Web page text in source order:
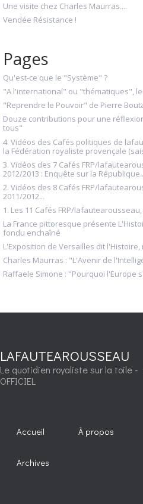
Une visite chez Charles Maurras....
Vendée Résistance !
Pages
Qu'est-ce que le "Système" ?
"A l'international" ou "thématiques",
"Reprendre le Pouvoir" de Pierre
Douze contributions pour une
tous"
4. Vidéos des Cafés politiques de
la Fédération royaliste provençale
3. Vidéos des 7 Cafés FRP/
2012/2013 : Enquête sur la
2. Vidéos des 8 Cafés FRP/
2011/2012...
1. Les 11 Cafés FRP/
La France pittoresque présente
fondu enchaîné
L'Exposition de Versailles dit l'Histoire,
Charles Maurras : "L'Avenir de
Raffaele Simone : "Pourquoi l'Europe
LAFAUTEAROUSSEAU
Le quotidien royaliste sur la toile
OFFICIEL
Accueil À propos
Archives